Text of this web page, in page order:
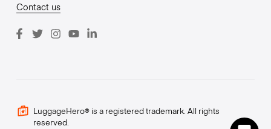
Contact us
LuggageHero® is a registered trademark. All rights
reserved.